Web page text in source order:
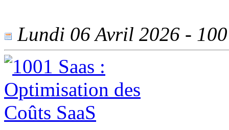
Lundi 06 Avril 2026 -